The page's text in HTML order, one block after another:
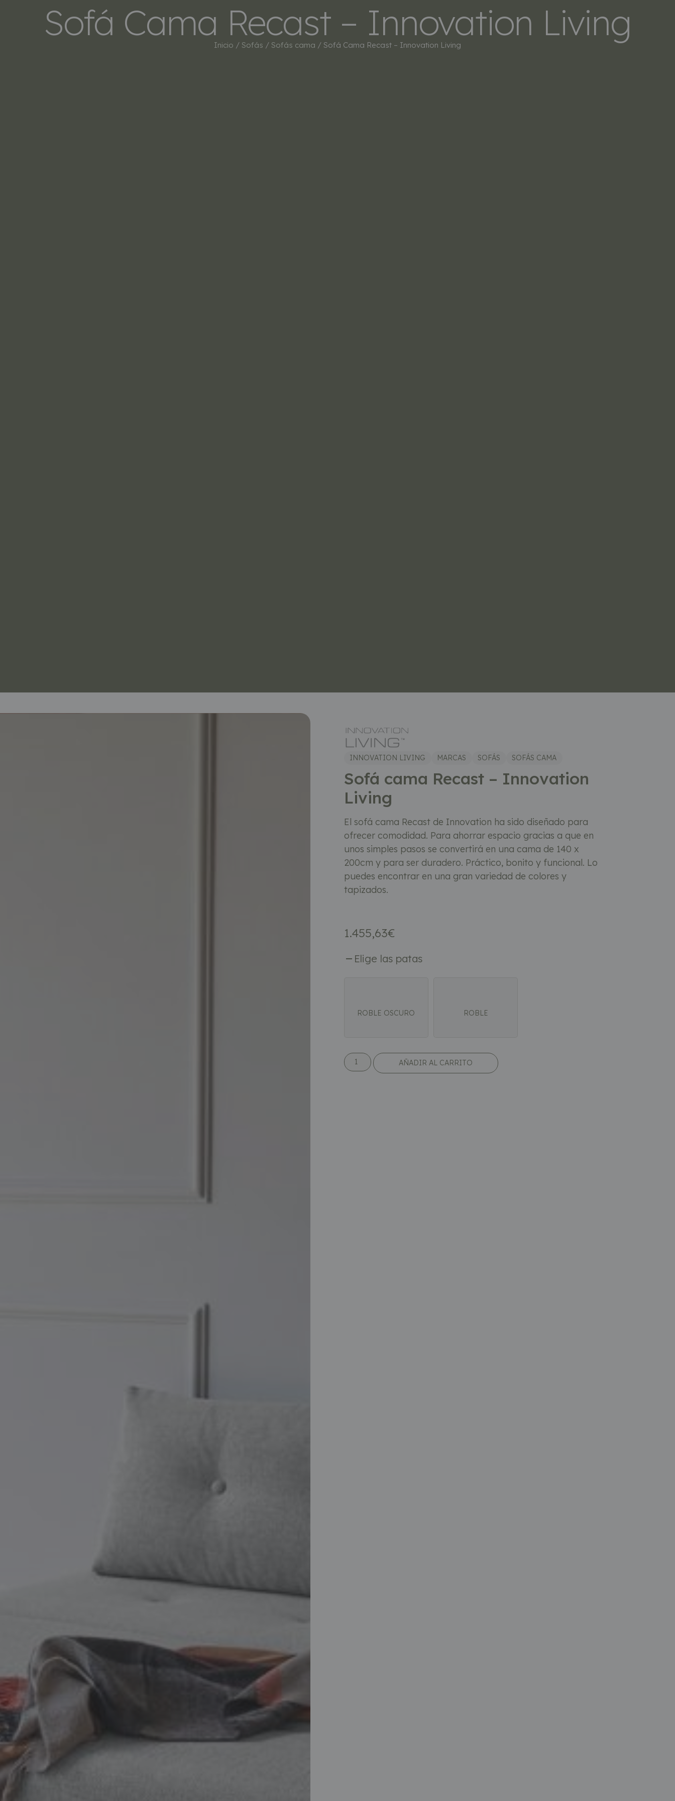
TIENDA MARCAS SOBRE NOSOTROS CONTACTO
Sofá Cama Recast – Innovation Living
Inicio / Sofás / Sofás cama / Sofá Cama Recast – Innovation Living
INNOVATION LIVING MARCAS SOFÁS SOFÁS CAMA
Sofá cama Recast – Innovation
Living
El sofá cama Recast de Innovation ha sido diseñado para
ofrecer comodidad. Para ahorrar espacio gracias a que en
unos simples pasos se convertirá en una cama de 140 x
200cm y para ser duradero. Práctico, bonito y funcional. Lo
puedes encontrar en una gran variedad de colores y
tapizados.
1.455,63€
Elige las patas
ROBLE OSCURO ROBLE
AÑADIR AL CARRITO